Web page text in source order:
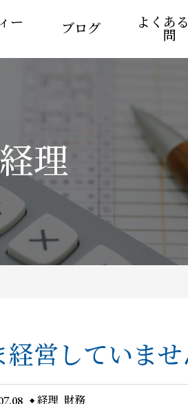
ー ブログ よくあ
問
経理
営していませ
経理 財務